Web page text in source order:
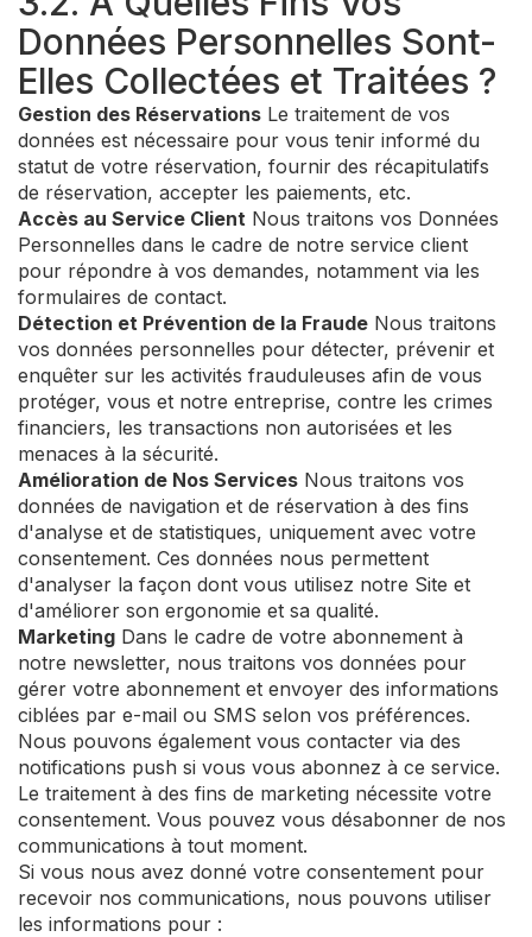
Données Personnelles Sont-
Elles Collectées et Traitées ?
Gestion des Réservations Le traitement de vos
données est nécessaire pour vous tenir informé du
statut de votre réservation, fournir des récapitulatifs
de réservation, accepter les paiements, etc.
Accès au Service Client Nous traitons vos Données
Personnelles dans le cadre de notre service client
pour répondre à vos demandes, notamment via les
formulaires de contact.
Détection et Prévention de la Fraude Nous traitons
vos données personnelles pour détecter, prévenir et
enquêter sur les activités frauduleuses afin de vous
protéger, vous et notre entreprise, contre les crimes
financiers, les transactions non autorisées et les
menaces à la sécurité.
Amélioration de Nos Services Nous traitons vos
données de navigation et de réservation à des fins
d'analyse et de statistiques, uniquement avec votre
consentement. Ces données nous permettent
d'analyser la façon dont vous utilisez notre Site et
d'améliorer son ergonomie et sa qualité.
Marketing Dans le cadre de votre abonnement à
notre newsletter, nous traitons vos données pour
gérer votre abonnement et envoyer des informations
ciblées par e-mail ou SMS selon vos préférences.
Nous pouvons également vous contacter via des
notifications push si vous vous abonnez à ce service.
Le traitement à des fins de marketing nécessite votre
consentement. Vous pouvez vous désabonner de nos
communications à tout moment.
Si vous nous avez donné votre consentement pour
recevoir nos communications, nous pouvons utiliser
les informations pour :